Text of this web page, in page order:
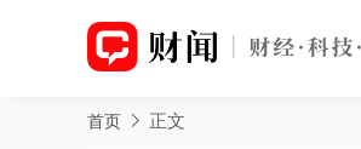
首页 正文